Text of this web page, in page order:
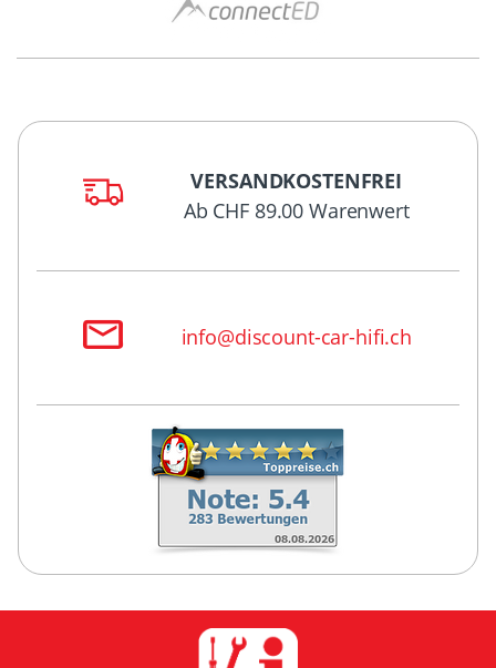
VERSANDKOSTENFREI
Ab CHF 89.00 Warenwert
info@discount-car-hifi.ch